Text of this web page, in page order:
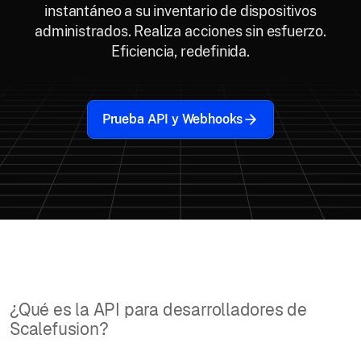
instantáneo a su inventario de dispositivos
administrados. Realiza acciones sin esfuerzo.
Eficiencia, redefinida.
Prueba API y Webhooks
¿Qué es la API para desarrolladores de
Scalefusion?